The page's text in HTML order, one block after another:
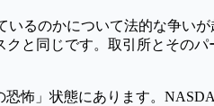
るのかについて法的な争い
と同じです。取引所とその
怖」状態にあります。